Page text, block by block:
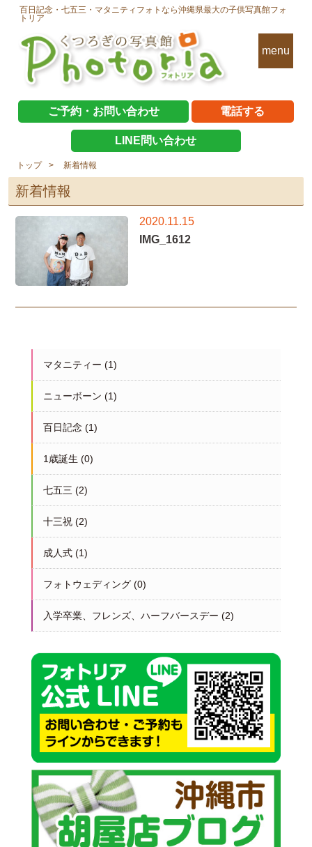
百日記念・七五三・マタニティフォトなら沖縄県最大の子供写真館フォ
トリア
menu
ご予約・お問い合わせ 電話する
LINE問い合わせ
トップ 新着情報
新着情報
2020.11.15
IMG_1612
マタニティー (1)
ニューボーン (1)
百日記念 (1)
1歳誕生 (0)
七五三 (2)
十三祝(2)
成人式(1)
フォトウェディング(0)
入学卒業、フレンズ、ハーフバースデー (2)